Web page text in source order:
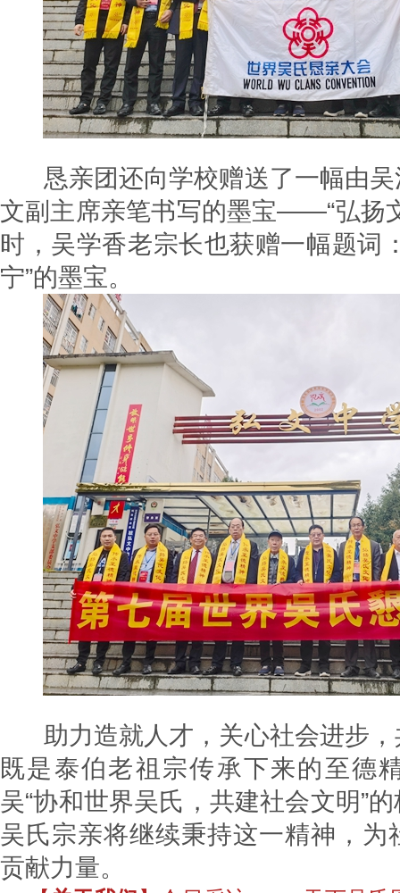
恳亲团还向学校赠送了一幅由吴
文副主席亲笔书写的墨宝——“弘扬
时，吴学香老宗长也获赠一幅题词
宁”的墨宝。
助力造就人才，关心社会进步，
既是泰伯老祖宗传承下来的至德
吴“协和世界吴氏，共建社会文明”
吴氏宗亲将继续秉持这一精神，为
贡献力量。